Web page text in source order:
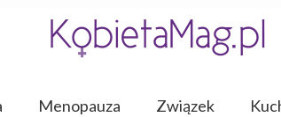
Menopauza Związek